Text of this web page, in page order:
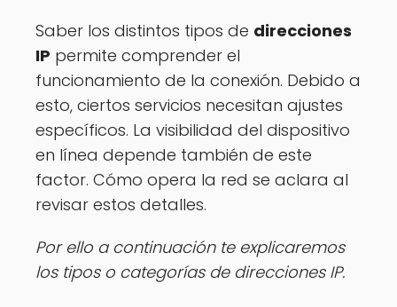
Saber los distintos tipos de direcciones
IP permite comprender el
funcionamiento de la conexión. Debido a
esto, ciertos servicios necesitan ajustes
específicos. La visibilidad del dispositivo
en línea depende también de este
factor. Cómo opera la red se aclara al
revisar estos detalles.
Por ello a continuación te explicaremos
los tipos o categorías de direcciones IP.